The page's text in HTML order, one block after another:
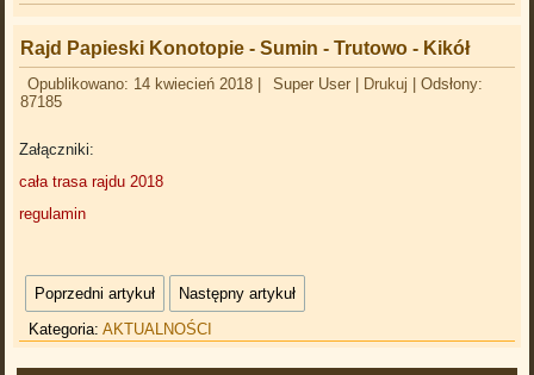
Rajd Papieski Konotopie - Sumin - Trutowo - Kikół
Opublikowano: 14 kwiecień 2018 Super User Drukuj |Odsłony:
87185
Załączniki:
cała trasa rajdu 2018
regulamin
Poprzedni artykuł
Następny artykuł
Kategoria:AKTUALNOŚCI